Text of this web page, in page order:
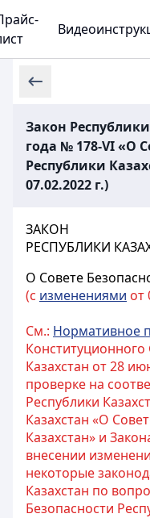
Закон
года № 178-VI «О
Республики
07.02.2022 г.)
ЗАКОН
РЕСПУБЛИКИ
О Совете
(с изменениями от
См.: Нормативное
Конституционного
Казахстан от 28
проверке на
Республики
Казахстан «О
Казахстан» и
внесении
некоторые
Казахстан по
Безопасности